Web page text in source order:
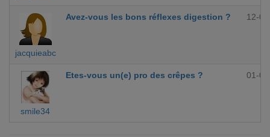
jacquieabc
Avez-vous les bons réflexes digestion ? 12-
smile34
Etes-vous un(e) pro des crêpes ? 01-